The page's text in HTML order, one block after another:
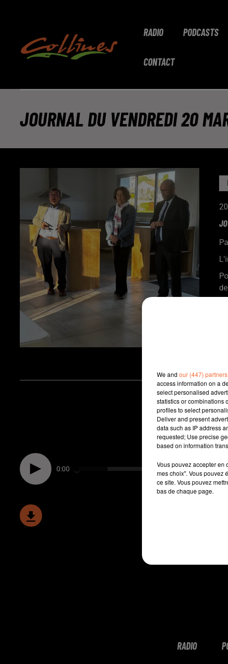
RADIO PODCASTS
CONTACT
JOURNAL DU VENDREDI 20
0:00
RADIO
We and our (447) partners
access information on a
select personalised
statistics or combinations
profiles to select
Deliver and present
data such as IP address
requested; Use precise
based on information
Vous pouvez accepter en
mes choix". Vous pouvez
ce site. Vous pouvez
bas de chaque page.